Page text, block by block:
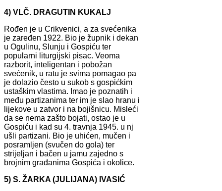
4) VLČ. DRAGUTIN KUKALJ
Rođen je u Crikvenici, a za svećenika
je zaređen 1922. Bio je župnik i dekan
u Ogulinu, Slunju i Gospiću ter
popularni liturgijski pisac. Veoma
razborit, inteligentan i pobožan
svećenik, u ratu je svima pomagao pa
je dolazio često u sukob s gospićkim
ustaškim vlastima. Imao je poznatih i
među partizanima ter im je slao hranu i
lijekove u zatvor i na bojišnicu. Misleći
da se nema zašto bojati, ostao je u
Gospiću i kad su 4. travnja 1945. u nj
ušli partizani. Bio je uhićen, mučen i
posramljen (svučen do gola) ter
strijeljan i bačen u jamu zajedno s
brojnim građanima Gospića i okolice.
5) S. ŽARKA (JULIJANA) IVASIĆ